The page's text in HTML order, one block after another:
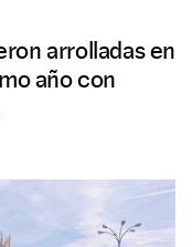
arrolladas en
año con